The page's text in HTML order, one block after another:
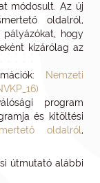
módosult. Az új
oldalról,
hogy
kizárólag az
Nemzeti
program
és kitöltési
oldalról,
útmutató alábbi